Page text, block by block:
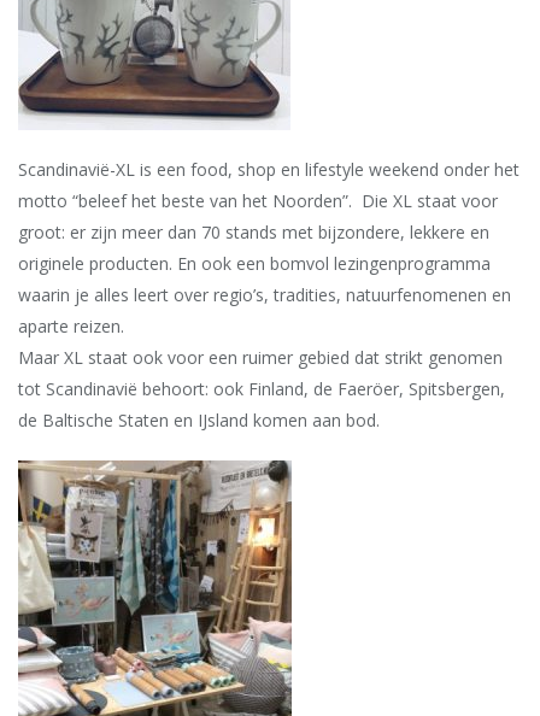
Scandinavië-XL is een food, shop en lifestyle weekend onder het
motto “beleef het beste van het Noorden”. Die XL staat voor
groot: er zijn meer dan 70 stands met bijzondere, lekkere en
originele producten. En ook een bomvol lezingenprogramma
waarin je alles leert over regio’s, tradities, natuurfenomenen en
aparte reizen.
Maar XL staat ook voor een ruimer gebied dat strikt genomen
tot Scandinavië behoort: ook Finland, de Faeröer, Spitsbergen,
de Baltische Staten en IJsland komen aan bod.